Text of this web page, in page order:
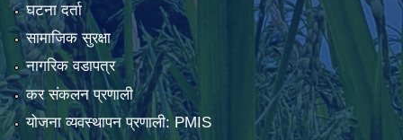
घटना दर्ता
सामाजिक सुरक्षा
नागरिक वडापत्र
कर संकलन प्रणाली
योजना व्यवस्थापन प्रणाली: PMIS